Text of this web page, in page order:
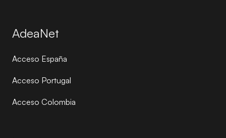
AdeaNet
Acceso España
Acceso Portugal
Acceso Colombia